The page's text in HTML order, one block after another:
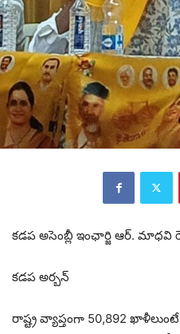
కడప అసెంబ్లీ ఇంఛార్జి ఆర్. మాధవి
కడప అర్బన్
రాష్ట్ర వ్యాప్తంగా 50,892